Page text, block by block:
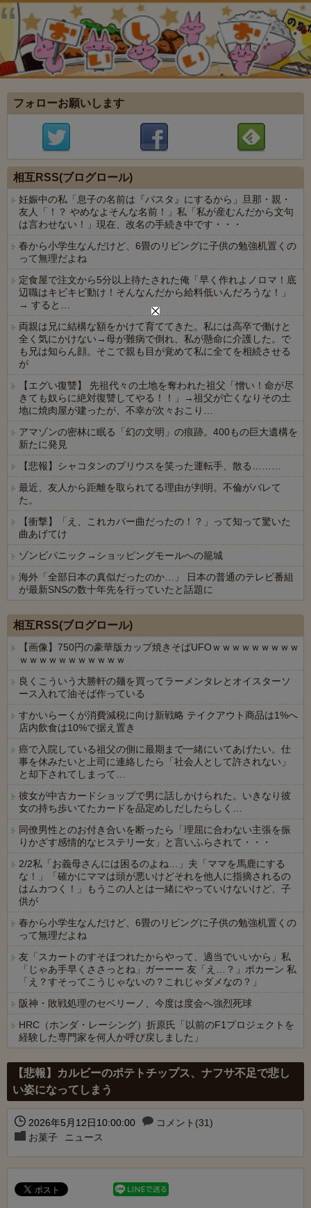
フォローお願いします
相互RSS(ブログロール)
妊娠中の私「息子の名前は『パスタ』にするから」旦那・親・
友人「！？ やめなよそんな名前！」私「私が産むんだから文句
は言わせない！」現在、改名の手続き中です・・・
春から小学生なんだけど、6畳のリビングに子供の勉強机置くの
って無理だよね
定食屋で注文から5分以上待たされた俺「早く作れよノロマ！底
辺職はキビキビ動け！そんなんだから給料低いんだろうな！」
→ すると…
両親は兄に結構な額をかけて育ててきた。私には高卒で働けと
全く気にかけない→母が難病で倒れ、私が懸命に介護した。で
も兄は知らん顔。そこで親も目が覚めて私に全てを相続させる
が
【エグい復讐】 先祖代々の土地を奪われた祖父「憎い！命が尽
きても奴らに絶対復讐してやる！！」→祖父が亡くなりその土
地に焼肉屋が建ったが、不幸が次々おこり…
アマゾンの密林に眠る「幻の文明」の痕跡。400もの巨大遺構を
新たに発見
【悲報】シャコタンのプリウスを笑った運転手、散る………
最近、友人から距離を取られてる理由が判明。不倫がバレて
た。
【衝撃】「え、これカバー曲だったの！？」って知って驚いた
曲あげてけ
ゾンビパニック→ショッピングモールへの籠城
海外「全部日本の真似だったのか…」 日本の普通のテレビ番組
が最新SNSの数十年先を行っていたと話題に
相互RSS(ブログロール)
【画像】750円の豪華版カップ焼きそばUFOｗｗｗｗｗｗｗｗｗ
ｗｗｗｗｗｗｗｗｗｗｗ
良くこういう大勝軒の麺を買ってラーメンタレとオイスターソ
ース入れて油そば作っている
すかいらーくが消費減税に向け新戦略 テイクアウト商品は1%へ
店内飲食は10%で据え置き
癌で入院している祖父の側に最期まで一緒にいてあげたい。仕
事を休みたいと上司に連絡したら「社会人として許されない」
と却下されてしまって…
彼女が中古カードショップで男に話しかけられた。いきなり彼
女の持ち歩いてたカードを品定めしだしたらしく…
同僚男性とのお付き合いを断ったら「理屈に合わない主張を振
りかざす感情的なヒステリー女」と言いふらされて・・・
2/2私「お義母さんには困るのよね…」夫「ママを馬鹿にする
な！」「確かにママは頭が悪いけどそれを他人に指摘されるの
はムカつく！」もうこの人とは一緒にやっていけないけど、子
供が
春から小学生なんだけど、6畳のリビングに子供の勉強机置くの
って無理だよね
友「スカートのすそほつれたからやって、適当でいいから」私
「じゃあ手早くささっとね」ガーーー 友「え…？」ポカーン 私
「え？すそってこうじゃないの？これじゃダメなの？」
阪神・敗戦処理のセベリーノ、今度は度会へ強烈死球
HRC（ホンダ・レーシング）折原氏「以前のF1プロジェクトを
経験した専門家を何人か呼び戻しました」
【悲報】カルビーのポテトチップス、ナフサ不足で悲し
い姿になってしまう
2026年5月12日10:00:00
コメント(31)
お菓子
ニュース